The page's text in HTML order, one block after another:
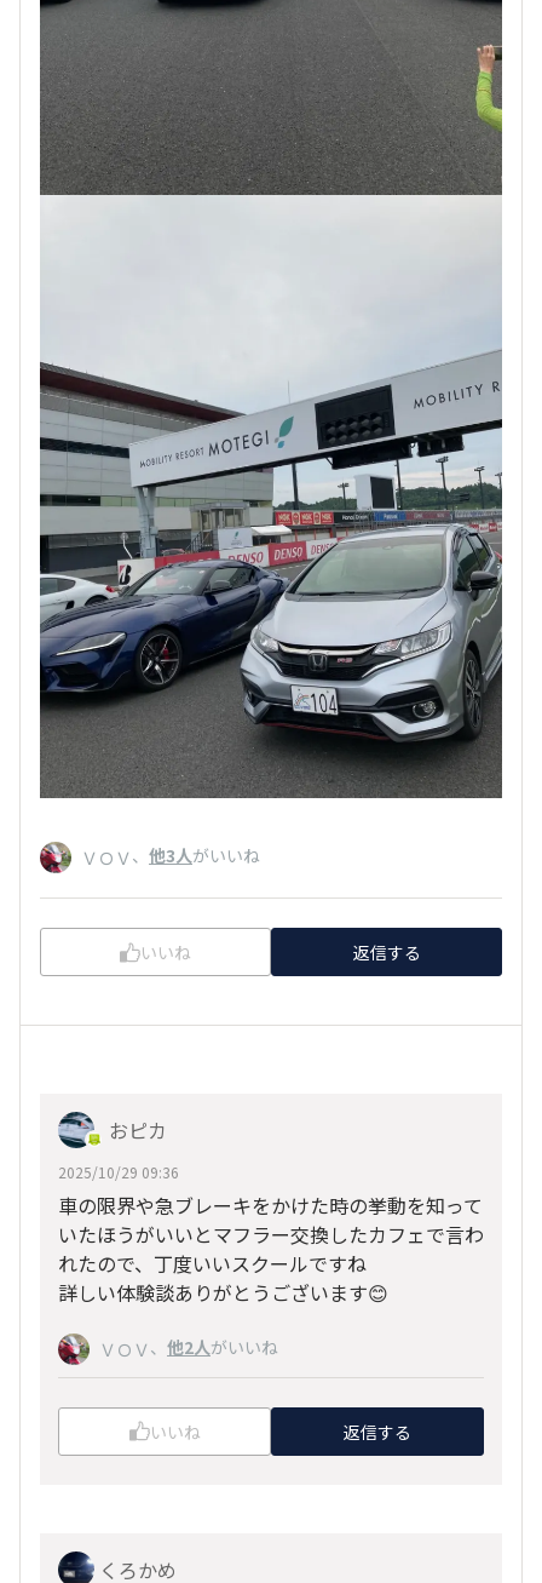
ＶＯＶ、 他3人がいいね
いいね 返信する
おピカ
2025/10/29 09:36
車の限界や急ブレーキをかけた時の挙動を知って
いたほうがいいとマフラー交換したカフェで言わ
れたので、丁度いいスクールですね
詳しい体験談ありがとうございます😊
ＶＯＶ 、 他2人がいいね
いいね 返信する
くろかめ